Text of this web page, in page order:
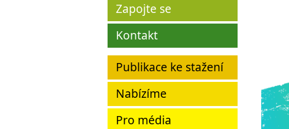
Zapojte se
Kontakt
Publikace ke stažení
Nabízíme
Pro média